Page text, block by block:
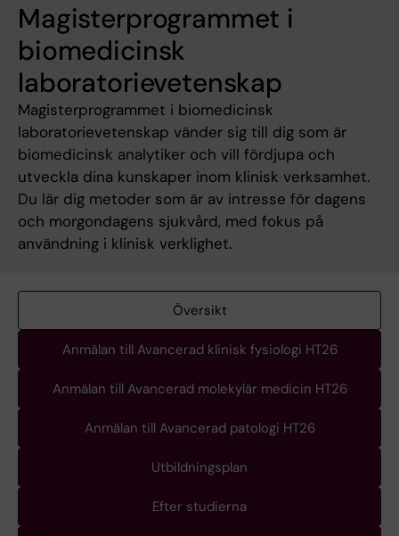
Magisterprogrammet i
biomedicinsk
laboratorievetenskap
Magisterprogrammet i biomedicinsk
laboratorievetenskap vänder sig till dig som är
biomedicinsk analytiker och vill fördjupa och
utveckla dina kunskaper inom klinisk verksamhet.
Du lär dig metoder som är av intresse för dagens
och morgondagens sjukvård, med fokus på
användning i klinisk verklighet.
Översikt
Anmälan till Avancerad klinisk fysiologi HT26
Anmälan till Avancerad molekylär medicin HT26
Anmälan till Avancerad patologi HT26
Utbildningsplan
Efter studierna